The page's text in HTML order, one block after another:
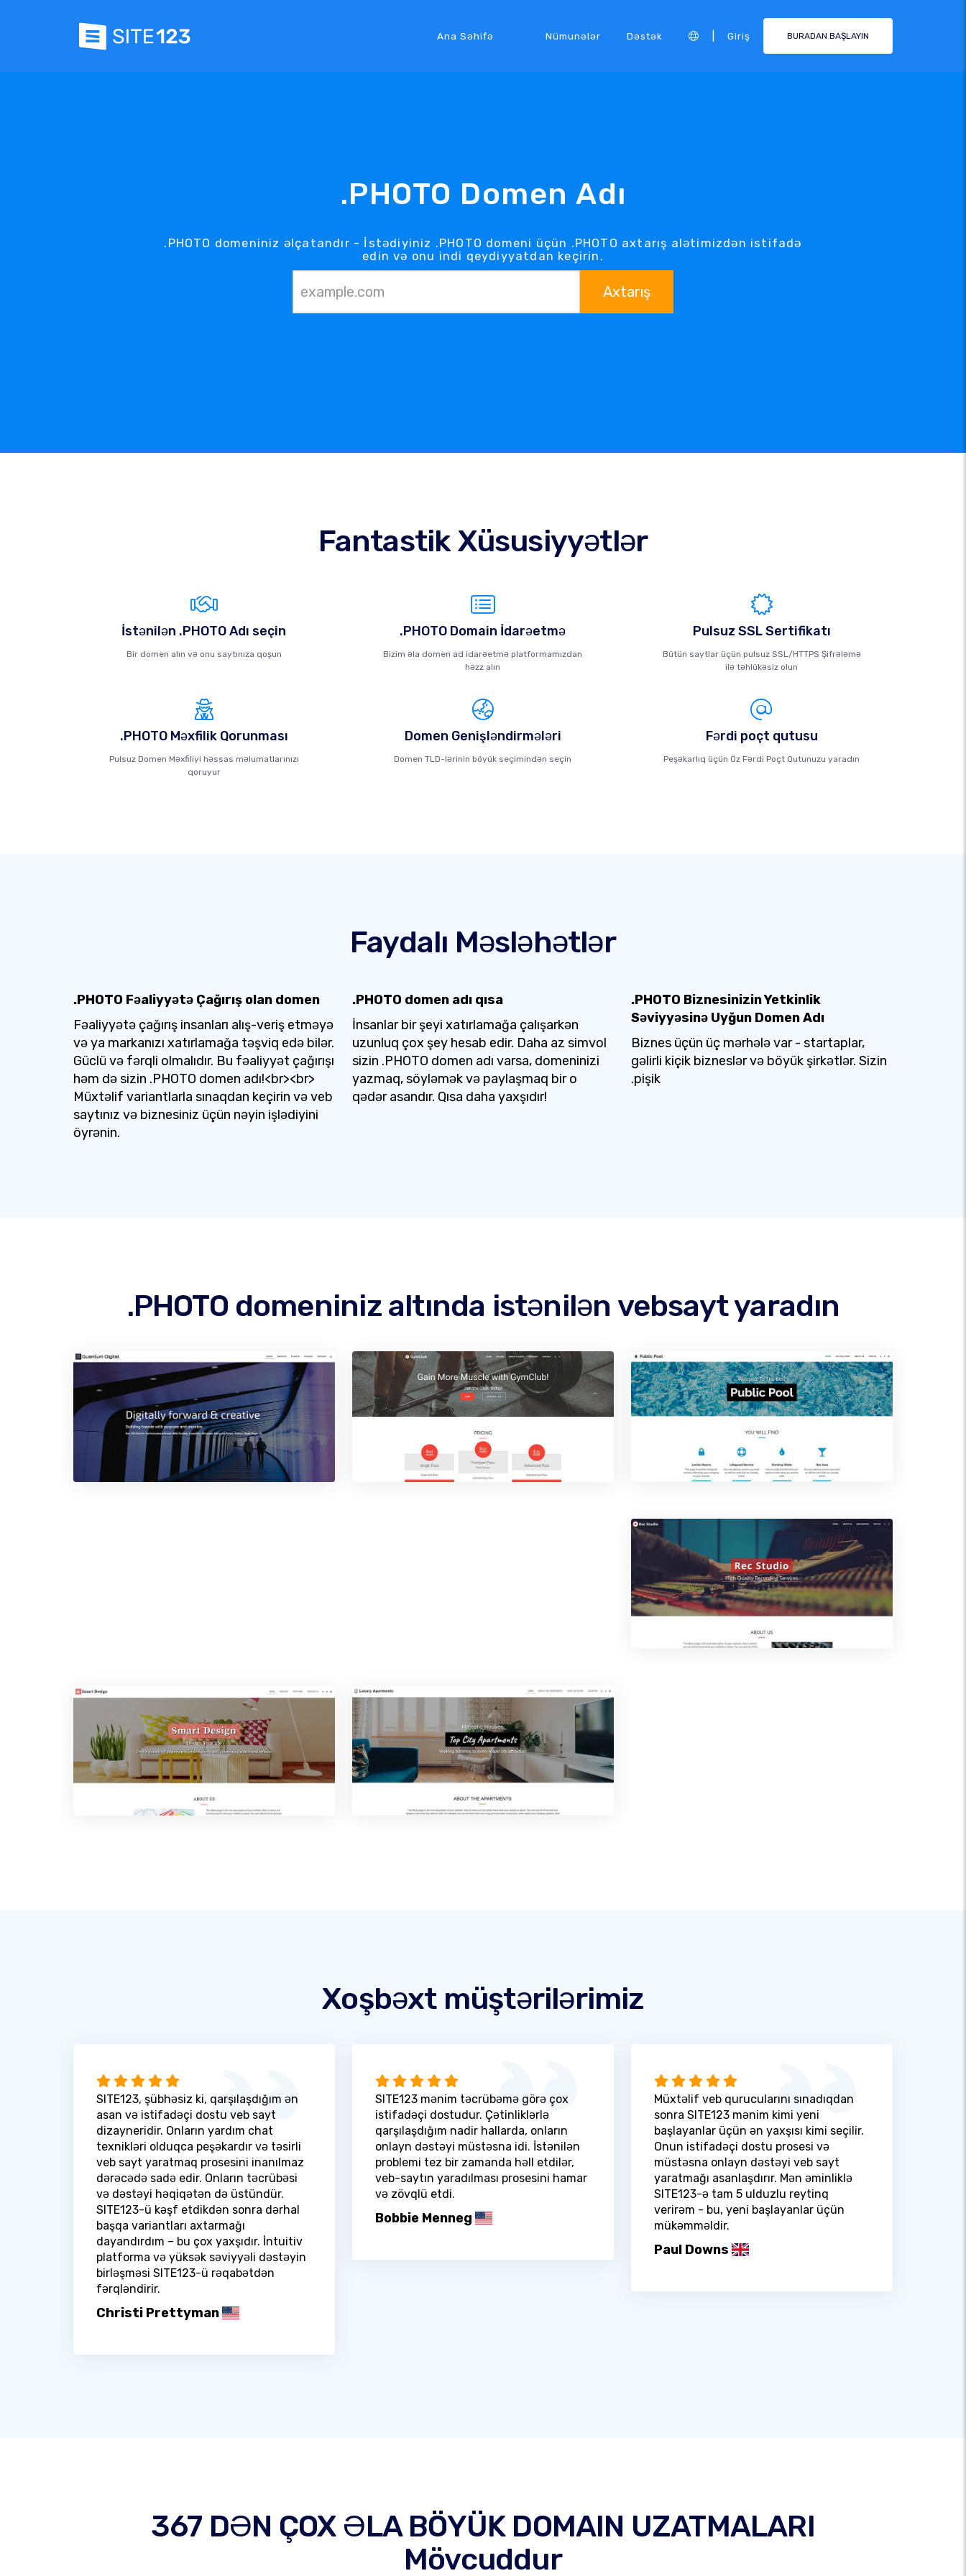
Ana Səhifə Nümunələr Dəstək Giriş BURADAN BAŞLAYIN
.PHOTO Domen Adı
.PHOTO domeniniz əlçatandır - İstədiyiniz .PHOTO domeni üçün .PHOTO axtarış alətimizdən istifadə
edin və onu indi qeydiyyatdan keçirin.
Axtarış
Fantastik Xüsusiyyətlər
İstənilən .PHOTO Adı seçin
Bir domen alın və onu saytınıza qoşun
.PHOTO Domain İdarəetmə
Bizim əla domen ad idarəetmə platformamızdan
həzz alın
Pulsuz SSL Sertifikatı
Bütün saytlar üçün pulsuz SSL/HTTPS Şifrələmə
ilə təhlükəsiz olun
.PHOTO Məxfilik Qorunması
Pulsuz Domen Məxfiliyi həssas məlumatlarınızı
qoruyur
Domen Genişləndirmələri
Domen TLD-lərinin böyük seçimindən seçin
Fərdi poçt qutusu
Peşəkarlıq üçün Öz Fərdi Poçt Qutunuzu yaradın
Faydalı Məsləhətlər
.PHOTO Fəaliyyətə Çağırış olan domen
Fəaliyyətə çağırış insanları alış-veriş etməyə
və ya markanızı xatırlamağa təşviq edə bilər.
Güclü və fərqli olmalıdır. Bu fəaliyyət çağırışı
həm də sizin .PHOTO domen adı!<br><br>
Müxtəlif variantlarla sınaqdan keçirin və veb
saytınız və biznesiniz üçün nəyin işlədiyini
öyrənin.
.PHOTO domen adı qısa
İnsanlar bir şeyi xatırlamağa çalışarkən
uzunluq çox şey hesab edir. Daha az simvol
sizin .PHOTO domen adı varsa, domeninizi
yazmaq, söyləmək və paylaşmaq bir o
qədər asandır. Qısa daha yaxşıdır!
.PHOTO Biznesinizin Yetkinlik
Səviyyəsinə Uyğun Domen Adı
Biznes üçün üç mərhələ var - startaplar,
gəlirli kiçik bizneslər və böyük şirkətlər. Sizin
.pişik
.PHOTO domeniniz altında istənilən vebsayt yaradın
Xoşbəxt müştərilərimiz
SITE123, şübhəsiz ki, qarşılaşdığım ən
asan və istifadəçi dostu veb sayt
dizayneridir. Onların yardım chat
texnikləri olduqca peşəkardır və təsirli
veb sayt yaratmaq prosesini inanılmaz
dərəcədə sadə edir. Onların təcrübəsi
və dəstəyi həqiqətən də üstündür.
SITE123-ü kəşf etdikdən sonra dərhal
başqa variantları axtarmağı
dayandırdım – bu çox yaxşıdır. İntuitiv
platforma və yüksək səviyyəli dəstəyin
birləşməsi SITE123-ü rəqabətdən
fərqləndirir.
Christi Prettyman
SITE123 mənim təcrübəmə görə çox
istifadəçi dostudur. Çətinliklərlə
qarşılaşdığım nadir hallarda, onların
onlayn dəstəyi müstəsna idi. İstənilən
problemi tez bir zamanda həll etdilər,
veb-saytın yaradılması prosesini hamar
və zövqlü etdi.
Bobbie Menneg
Müxtəlif veb qurucularını sınadıqdan
sonra SITE123 mənim kimi yeni
başlayanlar üçün ən yaxşısı kimi seçilir.
Onun istifadəçi dostu prosesi və
müstəsna onlayn dəstəyi veb sayt
yaratmağı asanlaşdırır. Mən əminliklə
SITE123-ə tam 5 ulduzlu reytinq
verirəm - bu, yeni başlayanlar üçün
mükəmməldir.
Paul Downs
367 DƏN ÇOX ƏLA BÖYÜK DOMAIN UZATMALARI
Mövcuddur